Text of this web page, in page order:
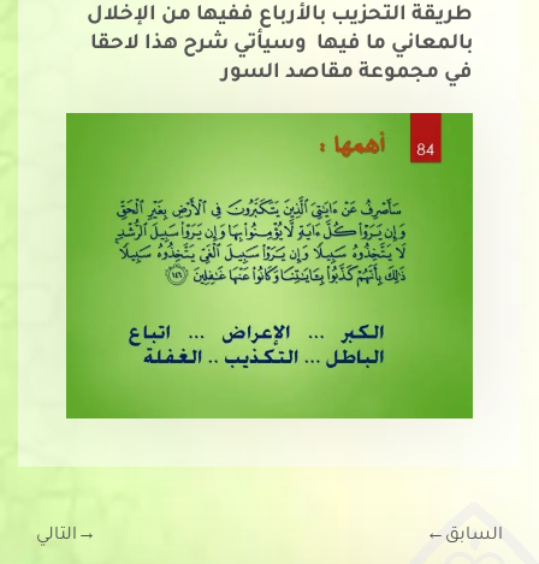
طريقة التحزيب بالأرباع ففيها من الإخلال
بالمعاني ما فيها وسيأتي شرح هذا لاحقا
في مجموعة مقاصد السور
السابق ←
→ التالي